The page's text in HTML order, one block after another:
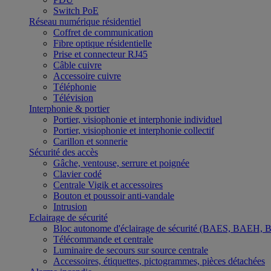
Switch PoE
Réseau numérique résidentiel
Coffret de communication
Fibre optique résidentielle
Prise et connecteur RJ45
Câble cuivre
Accessoire cuivre
Téléphonie
Télévision
Interphonie & portier
Portier, visiophonie et interphonie individuel
Portier, visiophonie et interphonie collectif
Carillon et sonnerie
Sécurité des accès
Gâche, ventouse, serrure et poignée
Clavier codé
Centrale Vigik et accessoires
Bouton et poussoir anti-vandale
Intrusion
Eclairage de sécurité
Bloc autonome d'éclairage de sécurité (BAES,
Télécommande et centrale
Luminaire de secours sur source centrale
Accessoires, étiquettes, pictogrammes, pièces détachées